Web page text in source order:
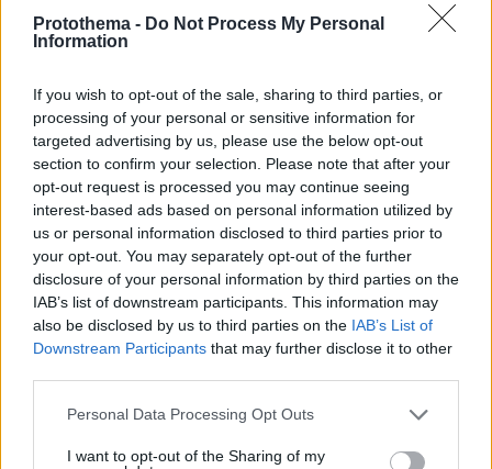
Protothema - Do Not Process My Personal
Information
If you wish to opt-out of the sale, sharing to third parties, or
processing of your personal or sensitive information for
targeted advertising by us, please use the below opt-out
section to confirm your selection. Please note that after your
opt-out request is processed you may continue seeing
interest-based ads based on personal information utilized by
us or personal information disclosed to third parties prior to
your opt-out. You may separately opt-out of the further
disclosure of your personal information by third parties on the
IAB’s list of downstream participants. This information may
also be disclosed by us to third parties on the IAB’s List of
Downstream Participants that may further disclose it to other
Please note that this website/app uses one or more Google
not limited to your visit or usage behaviour. You may click to
Personal Data Processing Opt Outs
I want to opt-out of the Sharing of my
που δεν πρόλαβε να ξεφύγει από το τσουνάμι
μπορεί ν' αλλάξει τη χρονολογία της μεγάλης
έκρηξης
08.08.2026, 18:08